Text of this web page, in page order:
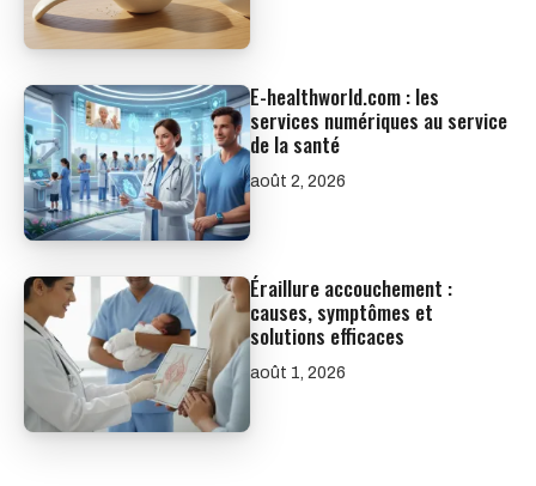
E-healthworld.com : les
services numériques au service
de la santé
août 2, 2026
Éraillure accouchement :
causes, symptômes et
solutions efficaces
août 1, 2026